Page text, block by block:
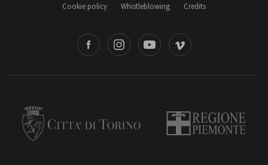
Cookie policy
Whistleblowing Credits
Vimeo
Regione Piemonte